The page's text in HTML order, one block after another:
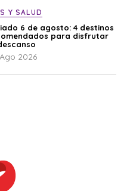
Y SALUD
6 de agosto: 4 destinos
para disfrutar
2026